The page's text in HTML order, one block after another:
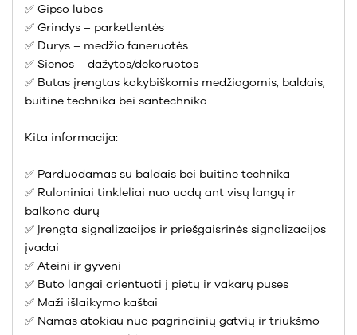
✅ Gipso lubos
✅ Grindys – parketlentės
✅ Durys – medžio faneruotės
✅ Sienos – dažytos/dekoruotos
✅ Butas įrengtas kokybiškomis medžiagomis, baldais,
buitine technika bei santechnika
Kita informacija:
✅ Parduodamas su baldais bei buitine technika
✅ Ruloniniai tinkleliai nuo uodų ant visų langų ir
balkono durų
✅ Įrengta signalizacijos ir priešgaisrinės signalizacijos
įvadai
✅ Ateini ir gyveni
✅ Buto langai orientuoti į pietų ir vakarų puses
✅ Maži išlaikymo kaštai
✅ Namas atokiau nuo pagrindinių gatvių ir triukšmo